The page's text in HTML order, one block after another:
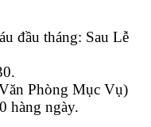
đầu tháng: Sau Lễ
Phòng Mục Vụ)
hàng ngày.